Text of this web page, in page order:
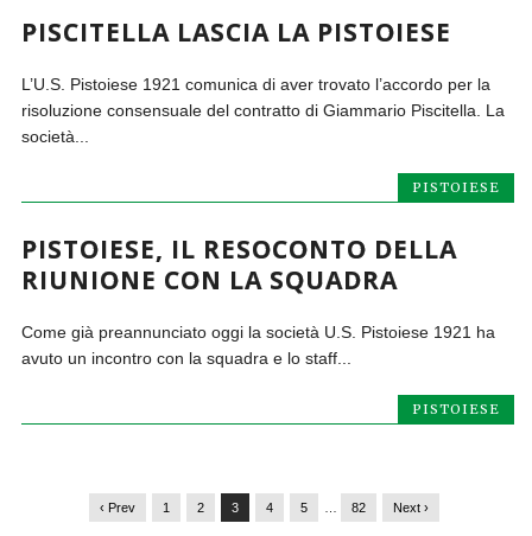
PISCITELLA LASCIA LA PISTOIESE
L’U.S. Pistoiese 1921 comunica di aver trovato l’accordo per la
risoluzione consensuale del contratto di Giammario Piscitella. La
società...
PISTOIESE
PISTOIESE, IL RESOCONTO DELLA
RIUNIONE CON LA SQUADRA
Come già preannunciato oggi la società U.S. Pistoiese 1921 ha
avuto un incontro con la squadra e lo staff...
PISTOIESE
‹ Prev 1 2 3 4 5 82 Next ›